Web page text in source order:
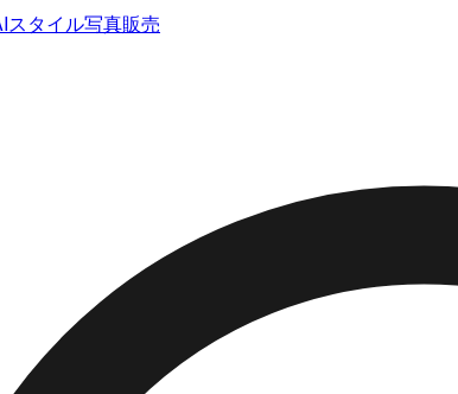
タイル写真販売